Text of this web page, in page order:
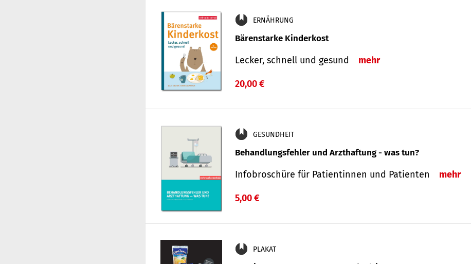
ERNÄHRUNG
Bärenstarke Kinderkost
Lecker, schnell und gesund mehr
20,00 €
GESUNDHEIT
Behandlungsfehler und Arzthaftung - was tun?
Infobroschüre für Patientinnen und Patienten mehr
5,00 €
PLAKAT